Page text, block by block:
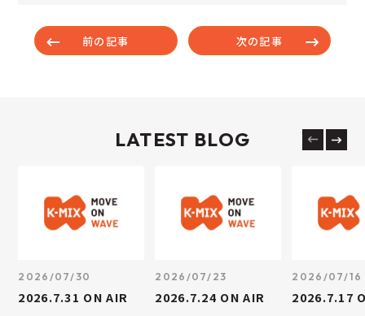
前の記事 次の記事
LATEST BLOG
2026/07/30
2026.7.31 ON AIR
2026/07/23
2026.7.24 ON AIR
2026/07/16
2026.7.17